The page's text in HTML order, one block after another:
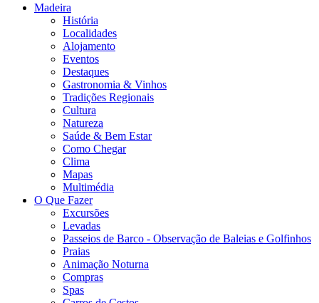
Madeira
História
Localidades
Alojamento
Eventos
Destaques
Gastronomia & Vinhos
Tradições Regionais
Cultura
Natureza
Saúde & Bem Estar
Como Chegar
Clima
Mapas
Multimédia
O Que Fazer
Excursões
Levadas
Passeios de Barco - Observação de Baleias e Golfinhos
Praias
Animação Noturna
Compras
Spas